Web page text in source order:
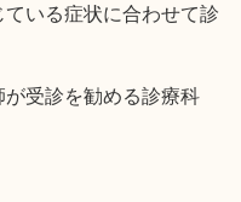
ている症状に合わせて診
受診を勧める診療科